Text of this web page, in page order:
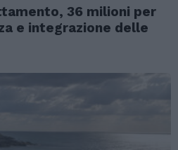
36 milioni per
e integrazione delle